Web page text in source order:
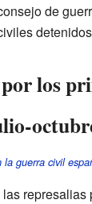
de
los
la guerra civil
las represalias